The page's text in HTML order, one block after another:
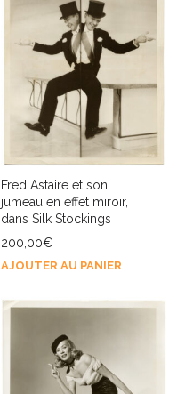
Fred Astaire et son
jumeau en effet miroir,
dans Silk Stockings
200,00€
AJOUTER AU PANIER